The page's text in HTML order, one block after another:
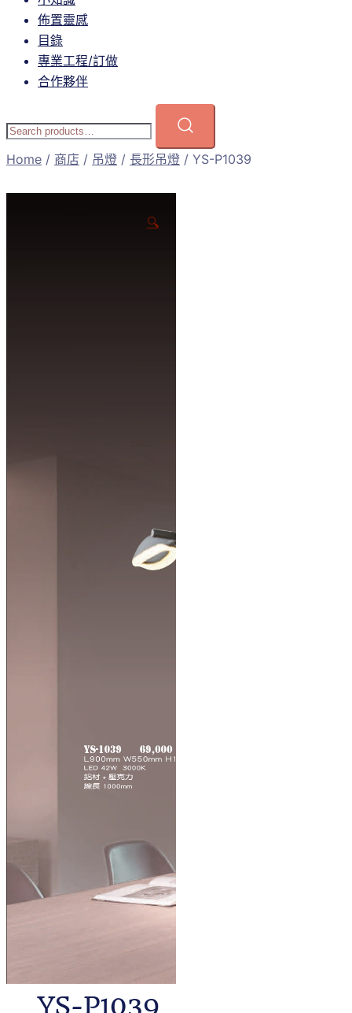
佈置靈感
目錄
專業工程/訂做
合作夥伴
Home / 商店 / 吊燈 / 長形吊燈 / YS-P1039
🔍
YS-P1039